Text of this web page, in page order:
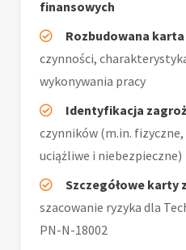
finansowych
Rozbudowana
czynności,
wykonywania pracy
Identyfikacja
czynników (m.in.
uciążliwe i niebezpieczne)
Szczegółowe karty
szacowanie ryzyka dla
PN-N-18002